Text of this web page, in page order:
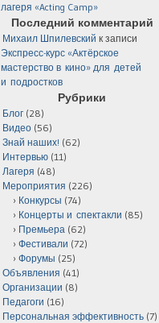
лагеря «Acting Camp»
Последний комментарий
Михаил Шпилевский к записи
Экспресс-курс «Актёрское
мастерство в кино» для детей
и подростков
Рубрики
Блог (28)
Видео (56)
Знай наших! (62)
Интервью (11)
Лагеря (48)
Мероприятия (226)
Конкурсы (74)
Концерты и спектакли (85)
Премьера (62)
Фестивали (72)
Форумы (25)
Объявления (41)
Организации (8)
Педагоги (16)
Персональная эффективность (7)